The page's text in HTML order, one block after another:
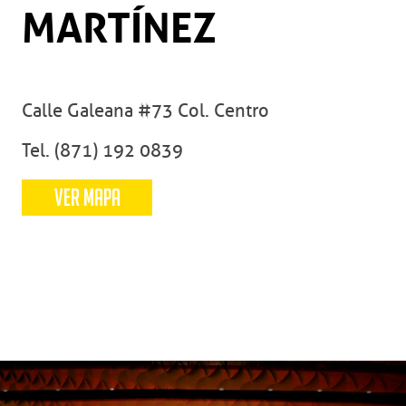
MARTÍNEZ
Calle Galeana #73 Col. Centro
Tel. (871) 192 0839
VER MAPA